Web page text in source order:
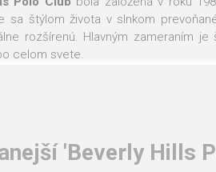
sa štýlom života v slnkom
rozšírenú. Hlavným zameraním
celom svete.
odolného a pružného plastového
peňaženku či puzdro na karty do
'Beverly Hills